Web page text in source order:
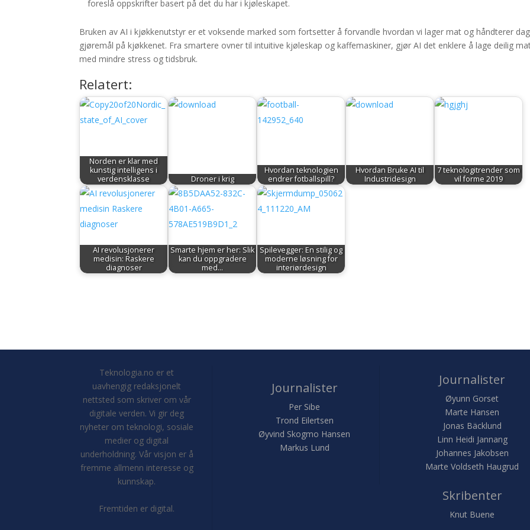
foreslå oppskrifter basert på det du har i kjøleskapet.
Bruken av AI i kjøkkenutstyr er et voksende marked som fortsetter å forvandle hvordan vi lager mat og håndterer
gjøremål på kjøkkenet. Fra smartere ovner til intuitive kjøleskap og kaffemaskiner, gjør AI det enklere å lage deilig
med mindre stress og tidsbruk.
Relatert:
Norden er klar med
kunstig intelligens i
verdensklasse
Droner i krig
Hvordan teknologien
endrer fotballspill?
Hvordan Bruke AI til
Industridesign
7 teknologitrender som
vil forme 2019
AI revolusjonerer
medisin: Raskere
diagnoser
Smarte hjem er her: Slik
kan du oppgradere
med…
Spilevegger: En stilig og
moderne løsning for
interiørdesign
Teknologia.no er et
uavhengig redaksjonelt
nettsted som skriver om vår
digitale verden. Vi gir deg
nyheter om teknologi, sosiale
medier og digital
underholdning. Vår visjon er å
fremme allmenn interesse og
kunnskap.
Fremtiden er digital.
Journalister
Per Sibe
Trond Eilertsen
Øyvind Skogmo Hansen
Markus Lund
Journalister
Øyunn Gorset
Marte Hansen
Jonas Bäcklund
Linn Heidi Jannang
Johannes Jakobsen
Marte Voldseth Haugrud
Skribenter
Knut Buene